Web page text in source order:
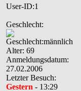
User-ID:1
Geschlecht:
Alter: 69
Anmeldungsdatum:
27.02.2006
Letzter Besuch:
Gestern - 13:29